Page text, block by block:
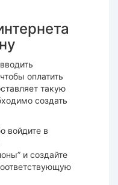
оплатить
такую
создать
войдите в
и создайте